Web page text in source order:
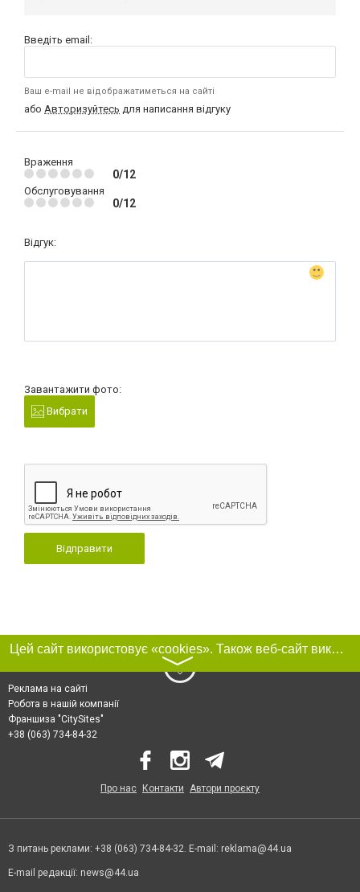
Введіть email:
Ваш e-mail не відображатиметься на сайті
або Авторизуйтесь для написання відгуку
Враження
0/12
Обслуговування
0/12
Відгук:
Завантажити фото:
Вибрати
Відправити
Цей сайт використовує «cookies». Також веб-сайт використовує інтернет-сервіс для збору технічних даних стосовно відвідувачів з метою отримання маркетингової та статистичної інформації. Умови обробки даних відвідувачів сайту див.
〉
Реклама на сайті
Робота в нашій компанії
Франшиза "CitySites"
+38 (063) 734-84-32
Про нас Контакти Автори проєкту
З питань реклами: +38 (063) 734-84-32. E-mail: reklama@44.ua
E-mail редакції: news@44.ua